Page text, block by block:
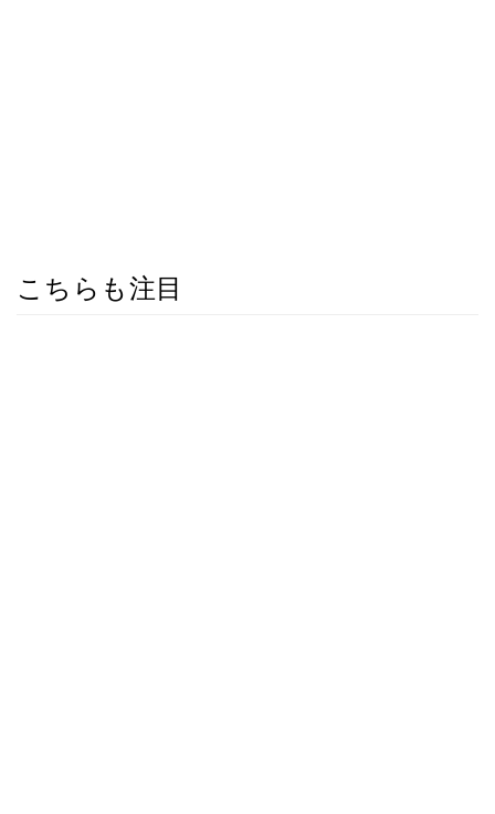
こちらも注目